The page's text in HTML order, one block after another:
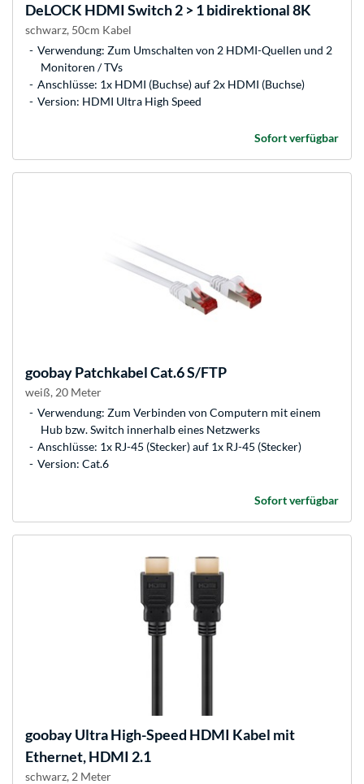
DeLOCK HDMI Switch 2 > 1 bidirektional 8K
schwarz, 50cm Kabel
Verwendung: Zum Umschalten von 2 HDMI-Quellen und 2
Monitoren / TVs
Anschlüsse: 1x HDMI (Buchse) auf 2x HDMI (Buchse)
Version: HDMI Ultra High Speed
Sofort verfügbar
goobayPatchkabel Cat.6 S/FTP
weiß, 20 Meter
Verwendung: Zum Verbinden von Computern mit einem
Hub bzw. Switch innerhalb eines Netzwerks
Anschlüsse: 1x RJ-45 (Stecker) auf 1x RJ-45 (Stecker)
Version: Cat.6
Sofort verfügbar
goobayUltra High-Speed HDMI Kabel mit
Ethernet, HDMI 2.1
schwarz, 2 Meter